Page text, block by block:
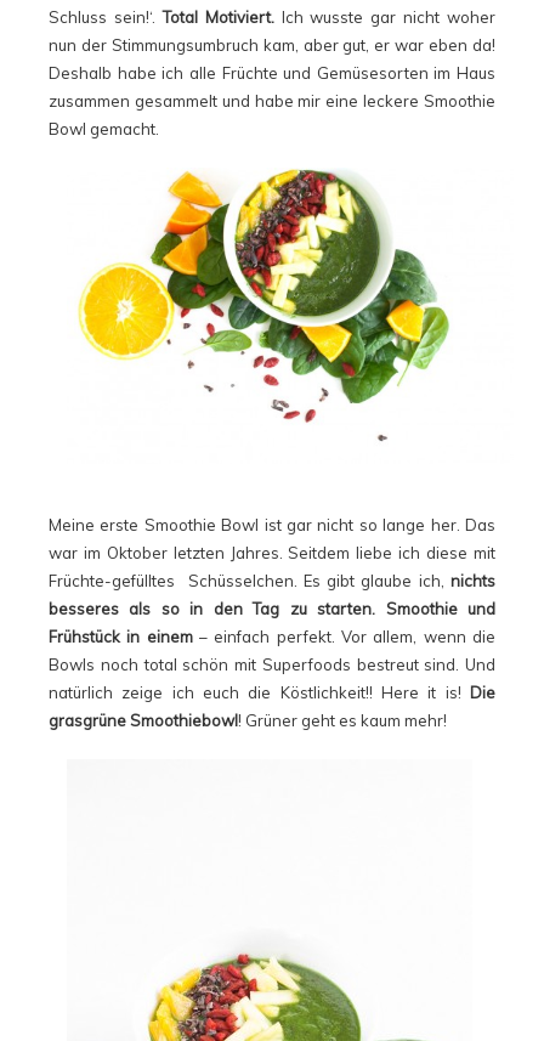
Schluss sein!‘.Total Motiviert.Ich wusste gar nicht woher
nun der Stimmungsumbruch kam, aber gut, er war eben da!
Deshalb habe ich alle Früchte und Gemüsesorten im Haus
zusammen gesammelt und habe mir eine leckere Smoothie
Bowl gemacht.
Meine erste Smoothie Bowl ist gar nicht so lange her. Das
war im Oktober letzten Jahres. Seitdem liebe ich diese mit
Früchte-gefülltes Schüsselchen. Es gibt glaube ich, nichts
besseres als so in den Tag zu starten. Smoothie und
Frühstück in einem– einfach perfekt. Vor allem, wenn die
Bowls noch total schön mit Superfoods bestreut sind. Und
natürlich zeige ich euch die Köstlichkeit!! Here it is! Die
grasgrüne Smoothiebowl! Grüner geht es kaum mehr!